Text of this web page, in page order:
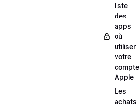
liste
des
apps
où
utiliser
votre
compte
Apple
Les
achats